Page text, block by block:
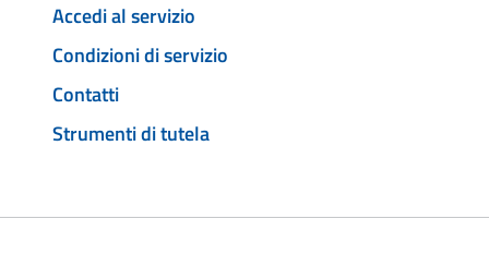
Accedi al servizio
Condizioni di servizio
Contatti
Strumenti di tutela